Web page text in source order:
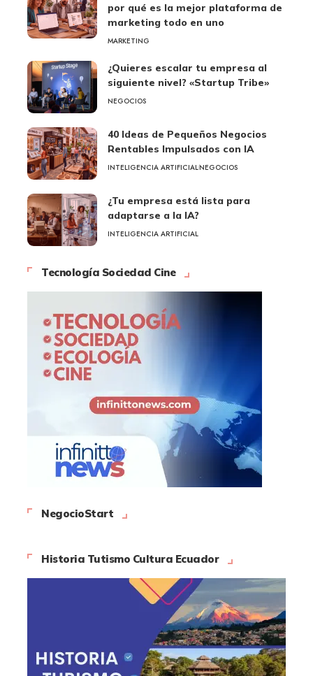
por qué es la mejor plataforma de
marketing todo en uno
MARKETING
¿Quieres escalar tu empresa al
siguiente nivel? «Startup Tribe»
NEGOCIOS
40 Ideas de Pequeños Negocios
Rentables Impulsados con IA
INTELIGENCIA ARTIFICIALNEGOCIOS
¿Tu empresa está lista para
adaptarse a la IA?
INTELIGENCIA ARTIFICIAL
Tecnología Sociedad Cine
NegocioStart
Historia Tutismo Cultura Ecuador